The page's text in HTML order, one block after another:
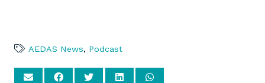
AEDAS News, Podcast